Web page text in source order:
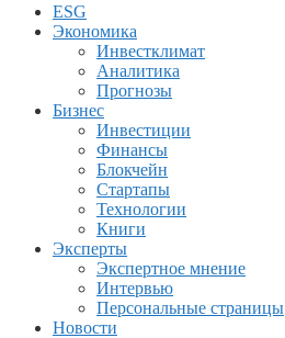
ESG
Экономика
Инвестклимат
Аналитика
Прогнозы
Бизнес
Инвестиции
Финансы
Блокчейн
Стартапы
Технологии
Книги
Эксперты
Экспертное мнение
Интервью
Персональные страницы
Новости